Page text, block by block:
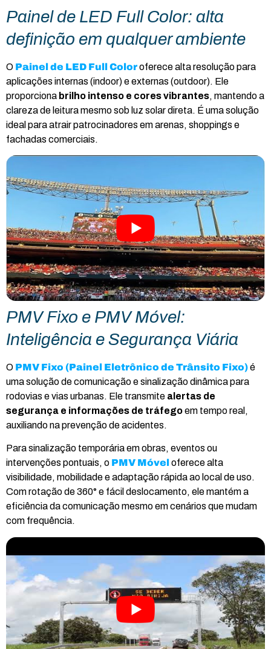
Painel de LED Full Color: alta
definição em qualquer ambiente
O Painel de LED Full Coloroferece alta resolução para
aplicações internas (indoor) e externas (outdoor). Ele
proporciona brilho intenso e cores vibrantes, mantendo a
clareza de leitura mesmo sob luz solar direta. É uma solução
ideal para atrair patrocinadores em arenas, shoppings e
fachadas comerciais.
PMV Fixo e PMV Móvel:
Inteligência e Segurança Viária
O PMV Fixo (Painel Eletrônico de Trânsito Fixo)é
uma solução de comunicação e sinalização dinâmica para
rodovias e vias urbanas. Ele transmite alertas de
segurança e informações de tráfegoem tempo real,
auxiliando na prevenção de acidentes.
Para sinalização temporária em obras, eventos ou
intervenções pontuais, o PMV Móvel oferece alta
visibilidade, mobilidade e adaptação rápida ao local de uso.
Com rotação de 360° e fácil deslocamento, ele mantém a
eficiência da comunicação mesmo em cenários que mudam
com frequência.